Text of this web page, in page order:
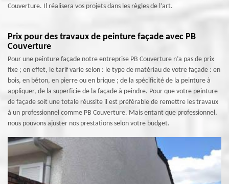
Couverture. Il réalisera vos projets dans les règles de l’art.
Prix pour des travaux de peinture façade avec PB
Couverture
Pour une peinture façade notre entreprise PB Couverture n’a pas de prix
fixe ; en effet, le tarif varie selon : le type de matériau de votre façade : en
bois, en béton, en pierre ou en brique ; de la spécificité de la peinture à
appliquer, de la superficie de la façade à peindre. Pour que votre peinture
de façade soit une totale réussite il est préférable de remettre les travaux
à un professionnel comme PB Couverture. Mais entant que professionnel,
nous pouvons ajuster nos prestations selon votre budget.